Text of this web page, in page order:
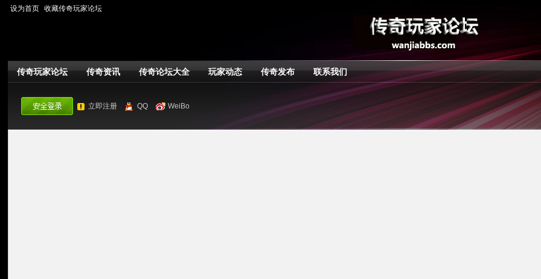
设为首页 收藏传奇玩家论坛
传奇玩家论坛 传奇资讯 传奇论坛大全 玩家动态 传奇发布 联系我们
立即注册 QQ WeiBo